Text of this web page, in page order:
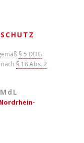
§ 5 DDG
§ 18 Abs. 2
d L